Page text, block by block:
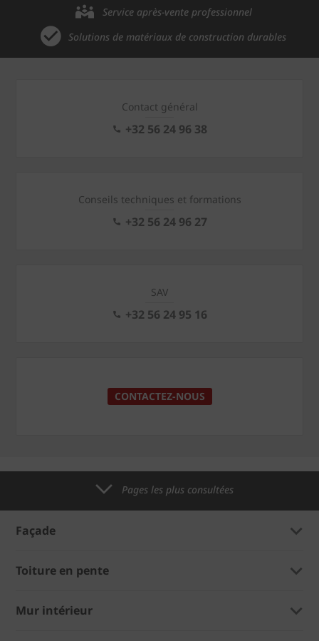
Service après-vente professionnel
Solutions de matériaux de construction durables
Contact général
+32 56 24 96 38
Conseils techniques et formations
+32 56 24 96 27
SAV
+32 56 24 95 16
CONTACTEZ-NOUS
Pages les plus consultées
Façade
Toiture en pente
Mur intérieur